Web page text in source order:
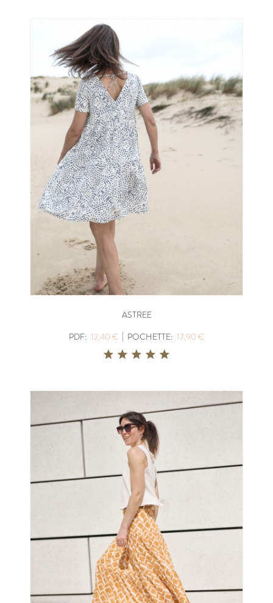
ASTREE
PDF: 12,40 € | POCHETTE: 17,90 €